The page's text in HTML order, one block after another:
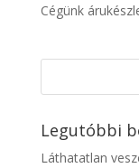
Cégünk
Legutóbbi
Láthatatlan